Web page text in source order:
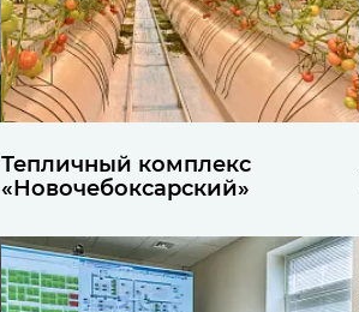
Тепличный комплекс
«Новочебоксарский»